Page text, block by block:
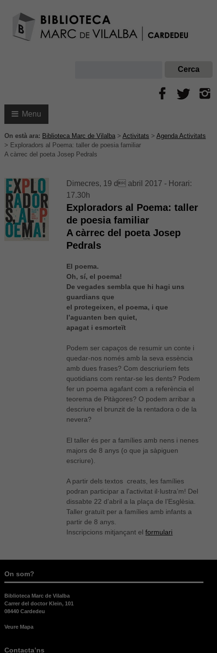
Menu
On està ara: Biblioteca Marc de Vilalba> Activitats > Agenda Activitats
> Exploradors al Poema: taller de poesia familiar
A càrrec del poeta Josep Pedrals
Dimecres, 19 d abril 2017 - Horari:
17.30h
Exploradors al Poema: taller
de poesia familiar
A càrrec del poeta Josep
Pedrals
El poema.
Oh, sí, el poema!
De vegades sembla que hi hagi uns
guardians que
el protegeixen, el poema, i que
l’aguanten ben quiet,
apagat i esmorteït
Podem ser capaços de resumir un conte i
quedar-nos només amb la seva essència
amb dues frases? Com descriuríem fets
quotidians com rentar-se les dents? Podem
fer un poema agafant com a referència el
teorema de Pitàgores? O podem arribar a
descriure el brunzit de la rentadora o de la
nevera?
El taller és per a famílies amb nens i nenes
majors de 8 anys (o que ja sàpiguen
escriure).
A partir dels textos creats, les famílies
podran participar a l’activitat il·lustra’m! Del
dissabte 22 d’abril a la plaça de l’Esglèsia.
Taller gratuït per a famílies amb infants a
partir de 8 anys.
Inscripcions mitjançant elformulari
On som?
Biblioteca Marc de Vilalba
Carrer del doctor Klein, 101
08440 Cardedeu
Veure Mapa
Contacta’ns